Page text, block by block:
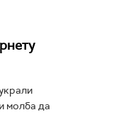
молба да